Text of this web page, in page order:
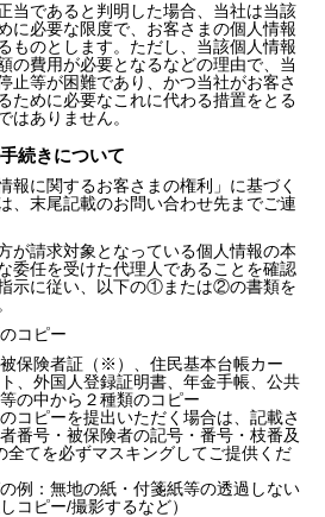
当であると判明した場合、当社は当該
に必要な限度で、お客さまの個人情報
ものとします。ただし、当該個人情報
の費用が必要となるなどの理由で、当
止等が困難であり、かつ当社がお客さ
ために必要なこれに代わる措置をとる
はありません。
続きについて
報に関するお客さまの権利」に基づく
、末尾記載のお問い合わせ先までご連
が請求対象となっている個人情報の本
委任を受けた代理人であることを確認
示に従い、以下の①または②の書類を
コピー
保険者証（※）、住民基本台帳カー
、外国人登録証明書、年金手帳、公共
の中から２種類のコピー
コピーを提出いただく場合は、記載さ
番号・被保険者の記号・番号・枝番及
全てを必ずマスキングしてご提供くだ
の例：無地の紙・付箋紙等の透過しない
コピー/撮影するなど）